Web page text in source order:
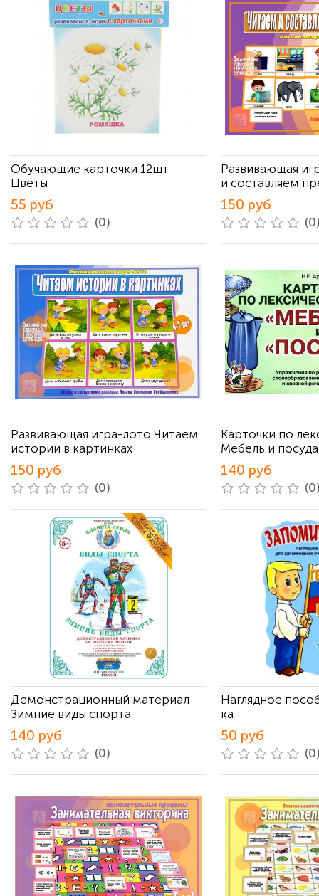
Обучающие карточки 12шт
Цветы
55 руб
(0)
Развивающая
и составляем
150 руб
Развивающая игра-лото Читаем
истории в картинках
150 руб
(0)
Карточки по
Мебель и
140 руб
Демонстрационный материал
Зимние виды спорта
140 руб
(0)
Наглядное
ка
50 руб